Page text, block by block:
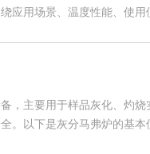
应用场景、温度性能、使
，主要用于样品灰化、灼
。以下是灰分马弗炉的基